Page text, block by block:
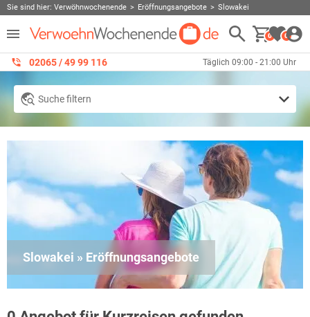
Sie sind hier: Verwöhnwochenende Eröffnungsangebote Slowakei
0 0
02065 / 49 ‌99 116 Täglich 09:00 - 21:00 Uhr
Suche filtern
Slowakei » Eröffnungsangebote